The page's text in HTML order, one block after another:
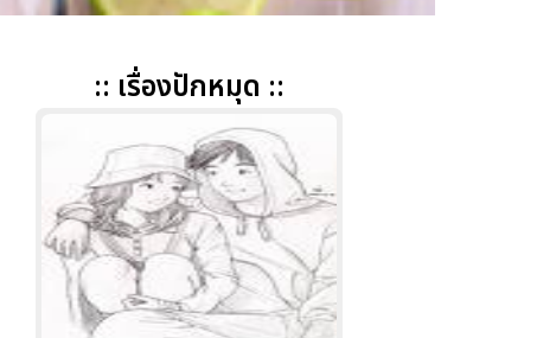
:: เรื่องปักหมุด ::